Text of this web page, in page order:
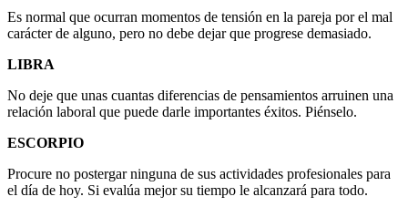
Es normal que ocurran momentos de tensión en la pareja por el mal
carácter de alguno, pero no debe dejar que progrese demasiado.
LIBRA
No deje que unas cuantas diferencias de pensamientos arruinen una
relación laboral que puede darle importantes éxitos. Piénselo.
ESCORPIO
Procure no postergar ninguna de sus actividades profesionales para
el día de hoy. Si evalúa mejor su tiempo le alcanzará para todo.